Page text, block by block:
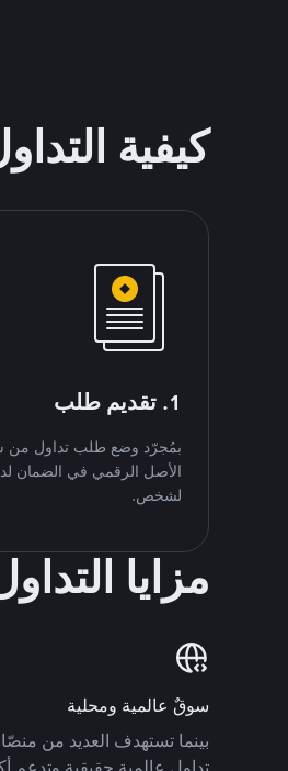
كيفية
1. تقديم طلب
بمُجرّد وضع طلب تداول
لشخص.
مزايا
سوقٌ عالمية ومحلية